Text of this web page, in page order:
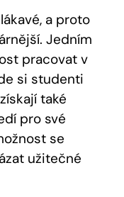
a proto
Jedním
pracovat v
si studenti
také
pro své
se
užitečné